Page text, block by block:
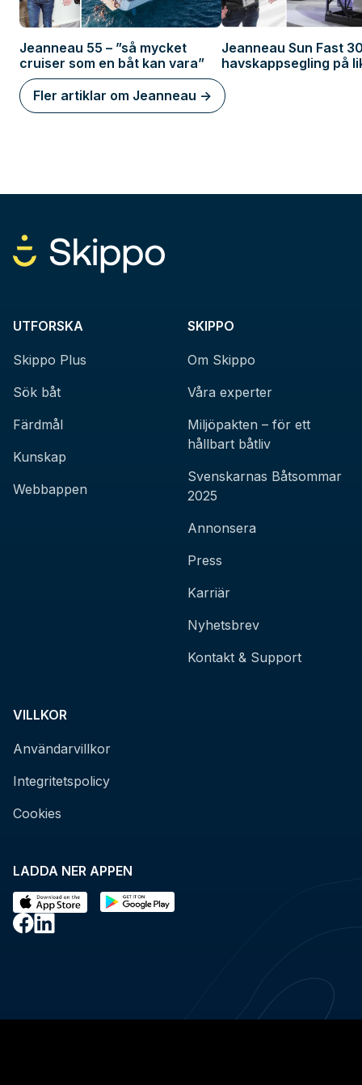
Jeanneau 55 – ”så mycket
cruiser som en båt kan vara”
Jeanneau Sun Fast
havskappsegling på
Fler artiklar om Jeanneau ->
LADDA NER APPEN
UTFORSKA
Skippo Plus
Sök båt
Färdmål
Kunskap
Webbappen
SKIPPO
Om Skippo
Våra experter
Miljöpakten – för ett
hållbart båtliv
Svenskarnas Båtsommar
2025
Annonsera
Press
Karriär
Nyhetsbrev
Kontakt & Support
VILLKOR
Användarvillkor
Integritetspolicy
Cookies